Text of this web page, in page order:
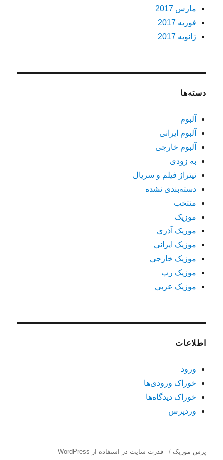
مارس 2017
فوریه 2017
ژانویه 2017
دسته‌ها
آلبوم
آلبوم ایرانی
آلبوم خارجی
به زودی
تیتراژ فیلم و سریال
دسته‌بندی نشده
منتخب
موزیک
موزیک آذری
موزیک ایرانی
موزیک خارجی
موزیک رپ
موزیک عربی
اطلاعات
ورود
خوراک ورودی‌ها
خوراک دیدگاه‌ها
وردپرس
پرس موزیک قدرت سایت در استفاده از WordPress